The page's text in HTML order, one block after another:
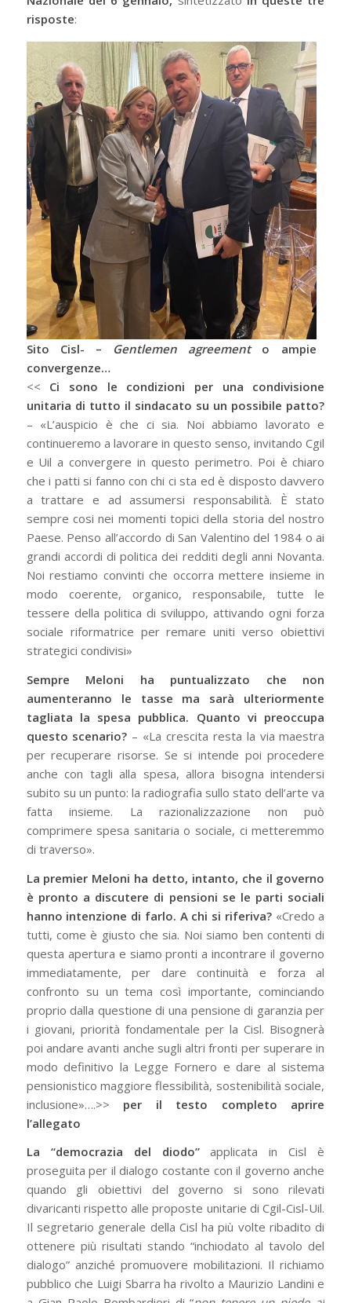
risposte:
Sito Cisl- – Gentlemen agreement o ampie
convergenze…
<< Ci sono le condizioni per una condivisione
unitaria di tutto il sindacato su un possibile patto?
– «L’auspicio è che ci sia. Noi abbiamo lavorato e
continueremo a lavorare in questo senso, invitando Cgil
e Uil a convergere in questo perimetro. Poi è chiaro
che i patti si fanno con chi ci sta ed è disposto davvero
a trattare e ad assumersi responsabilità. È stato
sempre cosi nei momenti topici della storia del nostro
Paese. Penso all’accordo di San Valentino del 1984 o ai
grandi accordi di politica dei redditi degli anni Novanta.
Noi restiamo convinti che occorra mettere insieme in
modo coerente, organico, responsabile, tutte le
tessere della politica di sviluppo, attivando ogni forza
sociale riformatrice per remare uniti verso obiettivi
strategici condivisi»
Sempre Meloni ha puntualizzato che non
aumenteranno le tasse ma sarà ulteriormente
tagliata la spesa pubblica. Quanto vi preoccupa
questo scenario? – «La crescita resta la via maestra
per recuperare risorse. Se si intende poi procedere
anche con tagli alla spesa, allora bisogna intendersi
subito su un punto: la radiografia sullo stato dell’arte va
fatta insieme. La razionalizzazione non può
comprimere spesa sanitaria o sociale, ci metteremmo
di traverso».
La premier Meloni ha detto, intanto, che il governo
è pronto a discutere di pensioni se le parti sociali
hanno intenzione di farlo. A chi si riferiva? «Credo a
tutti, come è giusto che sia. Noi siamo ben contenti di
questa apertura e siamo pronti a incontrare il governo
immediatamente, per dare continuità e forza al
confronto su un tema così importante, cominciando
proprio dalla questione di una pensione di garanzia per
i giovani, priorità fondamentale per la Cisl. Bisognerà
poi andare avanti anche sugli altri fronti per superare in
modo definitivo la Legge Fornero e dare al sistema
pensionistico maggiore flessibilità, sostenibilità sociale,
inclusione»….>> per il testo completo aprire
l’allegato
La “democrazia del diodo”applicata in Cisl è
proseguita per il dialogo costante con il governo anche
quando gli obiettivi del governo si sono rilevati
divaricanti rispetto alle proposte unitarie di Cgil-Cisl-Uil.
Il segretario generale della Cisl ha più volte ribadito di
ottenere più risultati stando “inchiodato al tavolo del
dialogo” anziché promuovere mobilitazioni. Il richiamo
pubblico che Luigi Sbarra ha rivolto a Maurizio Landini e